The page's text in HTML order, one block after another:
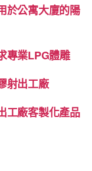
於公寓大廈的陽
專業LPG體雕
射出工廠
工廠客製化產品